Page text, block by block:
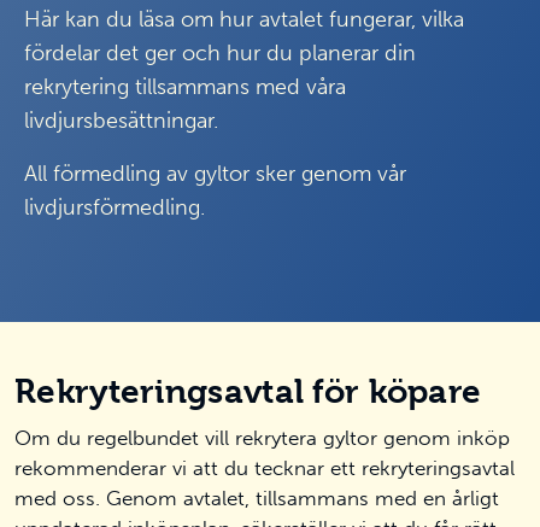
Här kan du läsa om hur avtalet fungerar, vilka
fördelar det ger och hur du planerar din
rekrytering tillsammans med våra
livdjursbesättningar.
All förmedling av gyltor sker genom vår
livdjursförmedling.
Rekryteringsavtal för köpare
Om du regelbundet vill rekrytera gyltor genom inköp
rekommenderar vi att du tecknar ett rekryteringsavtal
med oss. Genom avtalet, tillsammans med en årligt